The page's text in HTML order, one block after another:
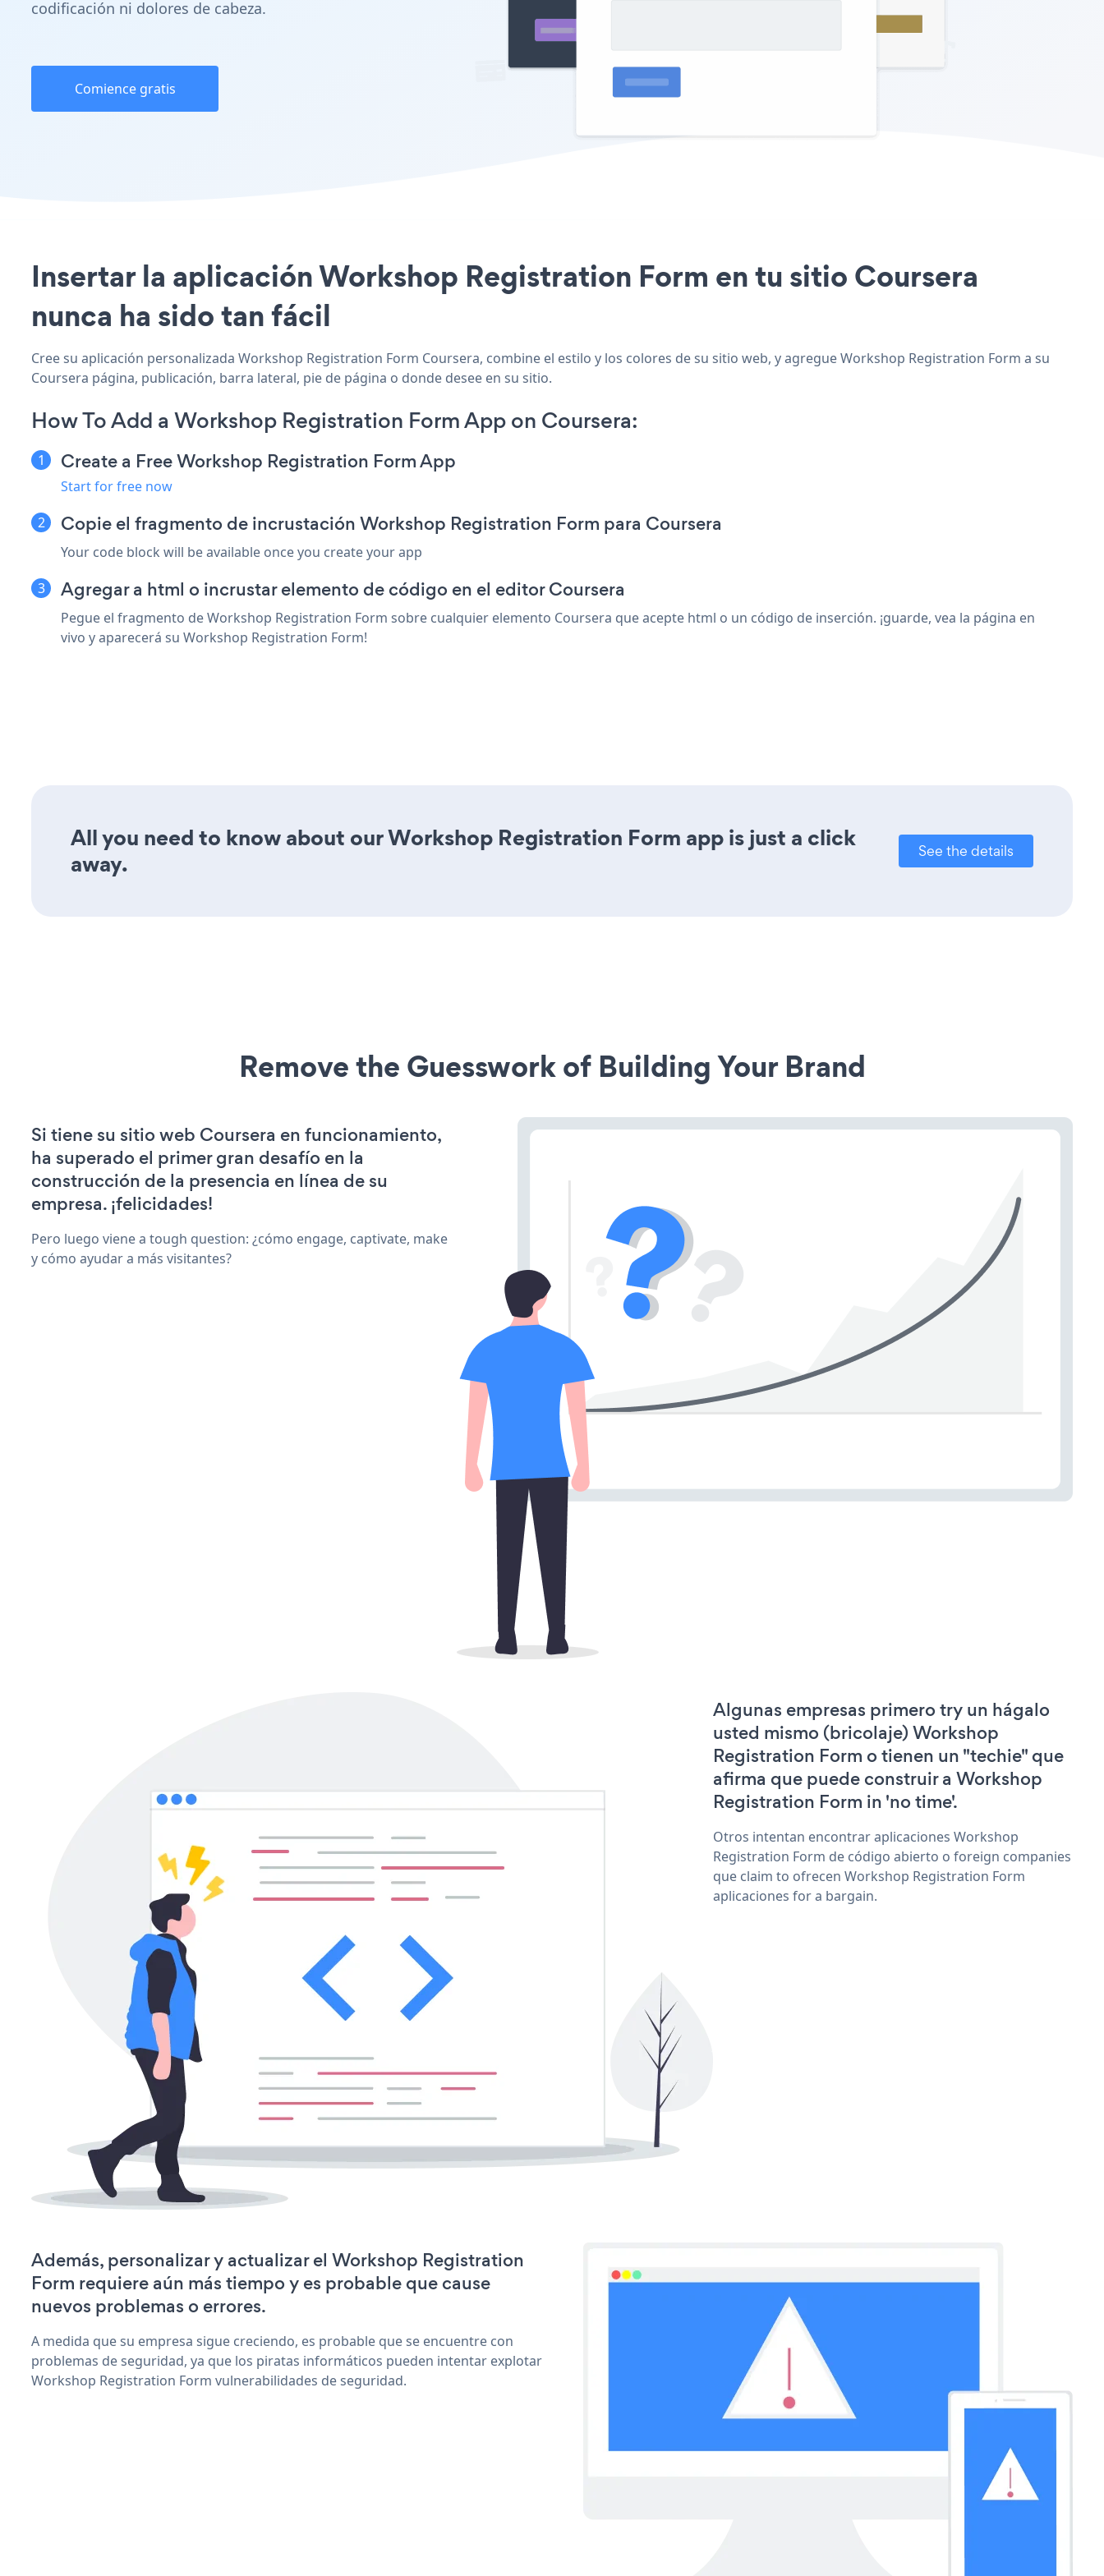
codificación ni dolores de cabeza.
Comience gratis
Insertar la aplicación Workshop Registration Form en tu sitio Coursera
nunca ha sido tan fácil
Cree su aplicación personalizada Workshop Registration Form Coursera, combine el estilo y los colores de su sitio web, y agregue Workshop Registration Form a su
Coursera página, publicación, barra lateral, pie de página o donde desee en su sitio.
How To Add a Workshop Registration Form App on Coursera:
Create a Free Workshop Registration Form App
Start for free now
Copie el fragmento de incrustación Workshop Registration Form para Coursera
Your code block will be available once you create your app
Agregar a html o incrustar elemento de código en el editor Coursera
Pegue el fragmento de Workshop Registration Form sobre cualquier elemento Coursera que acepte html o un código de inserción. ¡guarde, vea la página en
vivo y aparecerá su Workshop Registration Form!
All you need to know about our Workshop Registration Form app is just a click
away.
See the details
Remove the Guesswork of Building Your Brand
Si tiene su sitio web Coursera en funcionamiento,
ha superado el primer gran desafío en la
construcción de la presencia en línea de su
empresa. ¡felicidades!
Pero luego viene a tough question: ¿cómo engage, captivate, make
y cómo ayudar a más visitantes?
Algunas empresas primero try un hágalo
usted mismo (bricolaje) Workshop
Registration Form o tienen un "techie" que
afirma que puede construir a Workshop
Registration Form in 'no time'.
Otros intentan encontrar aplicaciones Workshop
Registration Form de código abierto o foreign companies
que claim to ofrecen Workshop Registration Form
aplicaciones for a bargain.
Además, personalizar y actualizar el Workshop Registration
Form requiere aún más tiempo y es probable que cause
nuevos problemas o errores.
A medida que su empresa sigue creciendo, es probable que se encuentre con
problemas de seguridad, ya que los piratas informáticos pueden intentar explotar
Workshop Registration Form vulnerabilidades de seguridad.